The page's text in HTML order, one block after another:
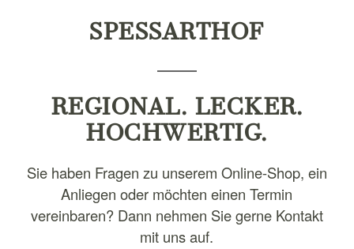
SPESSARTHOF
REGIONAL. LECKER.
HOCHWERTIG.
Sie haben Fragen zu unserem Online-Shop, ein
Anliegen oder möchten einen Termin
vereinbaren? Dann nehmen Sie gerne Kontakt
mit uns auf.